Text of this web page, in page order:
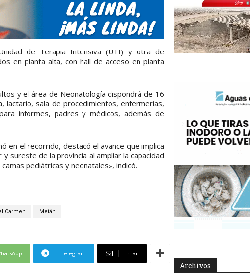
de Terapia Intensiva (UTI) y otra de
en planta alta, con hall de acceso en planta
y el área de Neonatología dispondrá de 16
lactario, sala de procedimientos, enfermerías,
informes, padres y médicos, además de
en el recorrido, destacó el avance que implica
sureste de la provincia al ampliar la capacidad
pediátricas y neonatales», indicó.
Carmen Metán
Telegram Email
Archivos